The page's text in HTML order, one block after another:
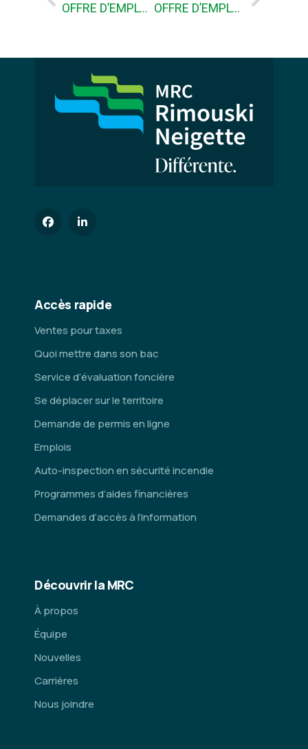
OFFRE D’EMPLOI : CHARGÉ (E) DE PROJET EN SÉCURITÉ CIVILE OFFRE D’EMPLOI D’ÉTÉ: CLUB DE LECTURE
Accès rapide
Ventes pour taxes
Quoi mettre dans son bac
Service d’évaluation foncière
Se déplacer sur le territoire
Demande de permis en ligne
Emplois
Auto-inspection en sécurité incendie
Programmes d’aides financières
Demandes d’accès à l’information
Découvrir la MRC
À propos
Équipe
Nouvelles
Carrières
Nous joindre